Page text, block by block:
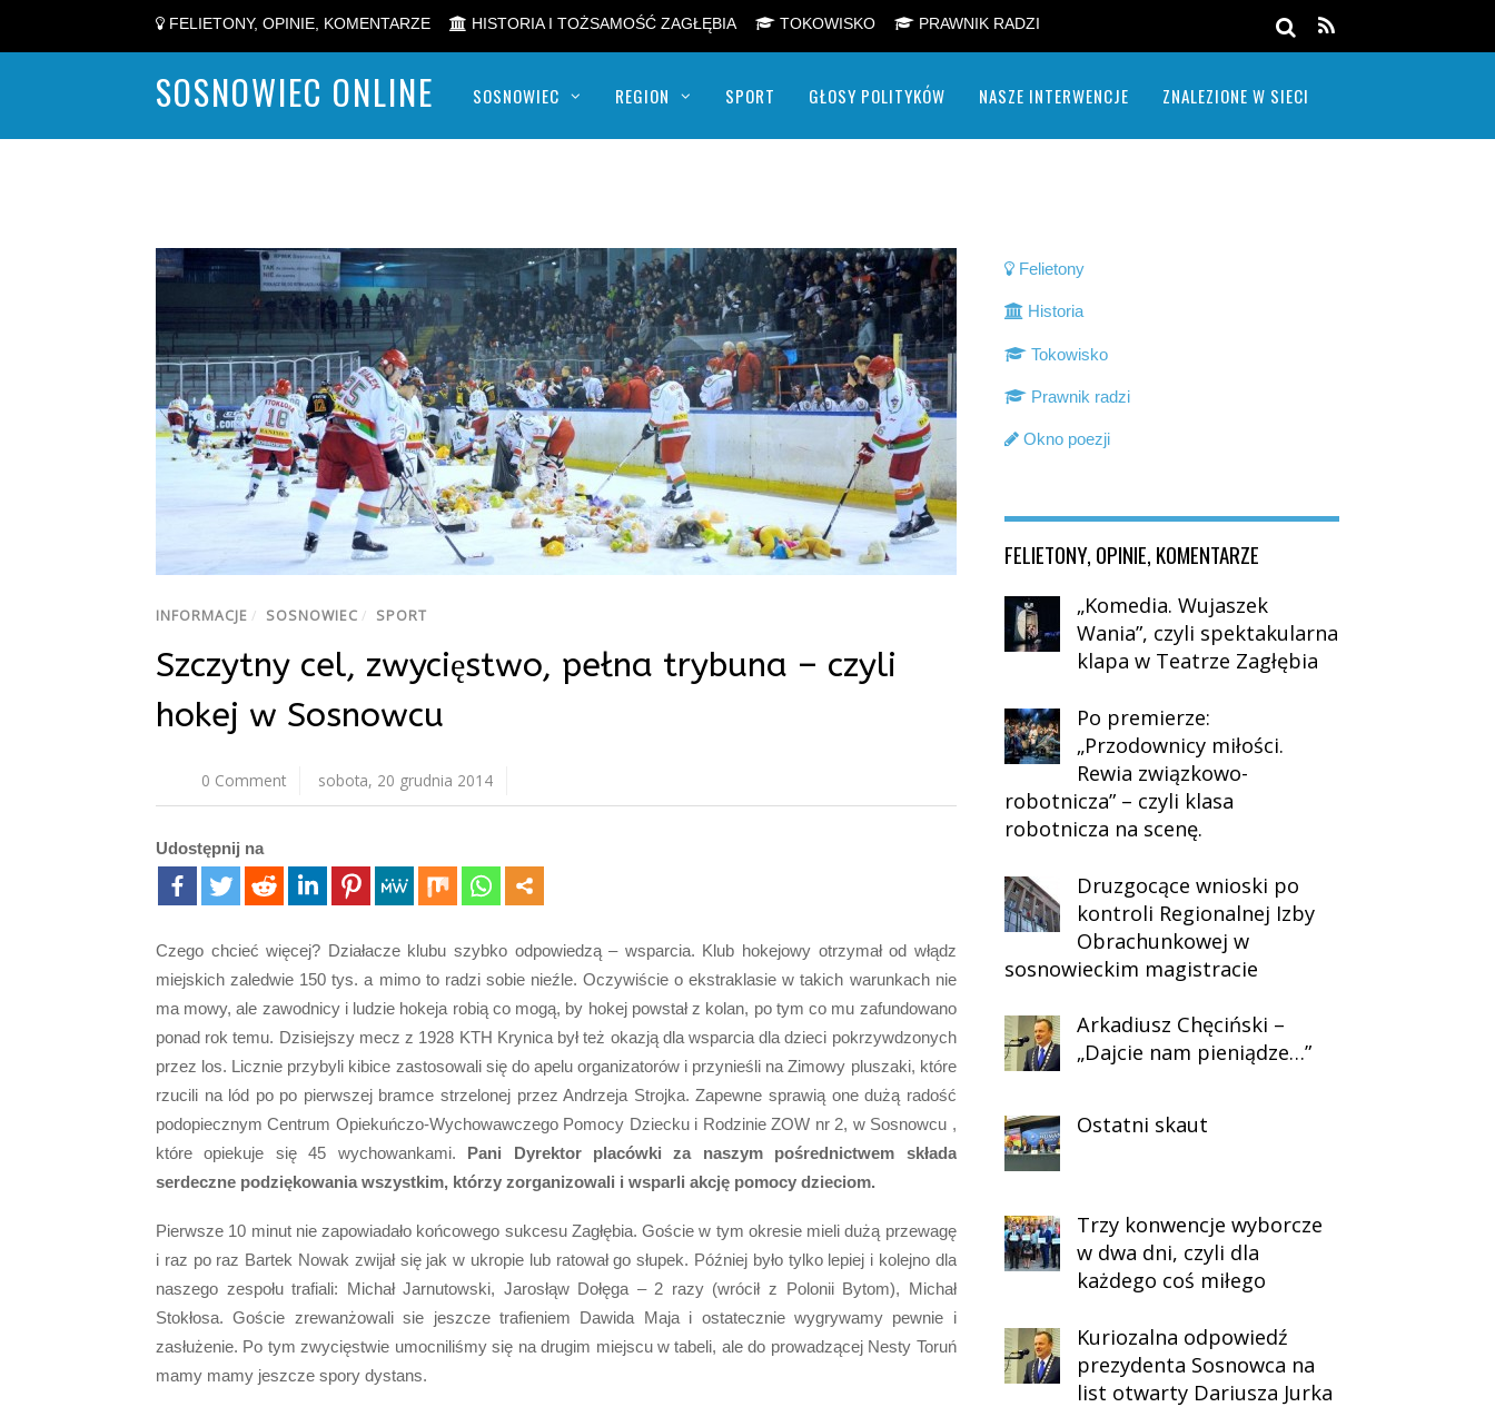
FELIETONY, OPINIE, KOMENTARZE HISTORIA I TOŻSAMOŚĆ ZAGŁĘBIA TOKOWISKO PRAWNIK RADZI
SOSNOWIEC ONLINE SOSNOWIEC REGION SPORT GŁOSY POLITYKÓW NASZE INTERWENCJE ZNALEZIONE W SIECI
INFORMACJE / SOSNOWIEC / SPORT
Szczytny cel, zwycięstwo, pełna trybuna – czyli
hokej w Sosnowcu
0 Comment sobota, 20 grudnia 2014
Udostępnij na
Czego chcieć więcej? Działacze klubu szybko odpowiedzą – wsparcia. Klub hokejowy otrzymał od włądz
miejskich zaledwie 150 tys. a mimo to radzi sobie nieźle. Oczywiście o ekstraklasie w takich warunkach nie
ma mowy, ale zawodnicy i ludzie hokeja robią co mogą, by hokej powstał z kolan, po tym co mu zafundowano
ponad rok temu. Dzisiejszy mecz z 1928 KTH Krynica był też okazją dla wsparcia dla dzieci pokrzywdzonych
przez los. Licznie przybyli kibice zastosowali się do apelu organizatorów i przynieśli na Zimowy pluszaki, które
rzucili na lód po po pierwszej bramce strzelonej przez Andrzeja Strojka. Zapewne sprawią one dużą radość
podopiecznym Centrum Opiekuńczo-Wychowawczego Pomocy Dziecku i Rodzinie ZOW nr 2, w Sosnowcu ,
które opiekuje się 45 wychowankami. Pani Dyrektor placówki za naszym pośrednictwem składa
serdeczne podziękowania wszystkim, którzy zorganizowali i wsparli akcję pomocy dzieciom.
Pierwsze 10 minut nie zapowiadało końcowego sukcesu Zagłębia. Goście w tym okresie mieli dużą przewagę
i raz po raz Bartek Nowak zwijał się jak w ukropie lub ratował go słupek. Później było tylko lepiej i kolejno dla
naszego zespołu trafiali: Michał Jarnutowski, Jarosłąw Dołęga – 2 razy (wrócił z Polonii Bytom), Michał
Stokłosa. Goście zrewanżowali sie jeszcze trafieniem Dawida Maja i ostatecznie wygrywamy pewnie i
zasłużenie. Po tym zwycięstwie umocniliśmy się na drugim miejscu w tabeli, ale do prowadzącej Nesty Toruń
mamy mamy jeszcze spory dystans.
Felietony
Historia
Tokowisko
Prawnik radzi
Okno poezji
FELIETONY, OPINIE, KOMENTARZE
„Komedia. Wujaszek
Wania”, czyli spektakularna
klapa w Teatrze Zagłębia
Po premierze:
„Przodownicy miłości.
Rewia związkowo-
robotnicza” – czyli klasa
robotnicza na scenę.
Druzgocące wnioski po
kontroli Regionalnej Izby
Obrachunkowej w
sosnowieckim magistracie
Arkadiusz Chęciński –
„Dajcie nam pieniądze…”
Ostatni skaut
Trzy konwencje wyborcze
w dwa dni, czyli dla
każdego coś miłego
Kuriozalna odpowiedź
prezydenta Sosnowca na
list otwarty Dariusza Jurka